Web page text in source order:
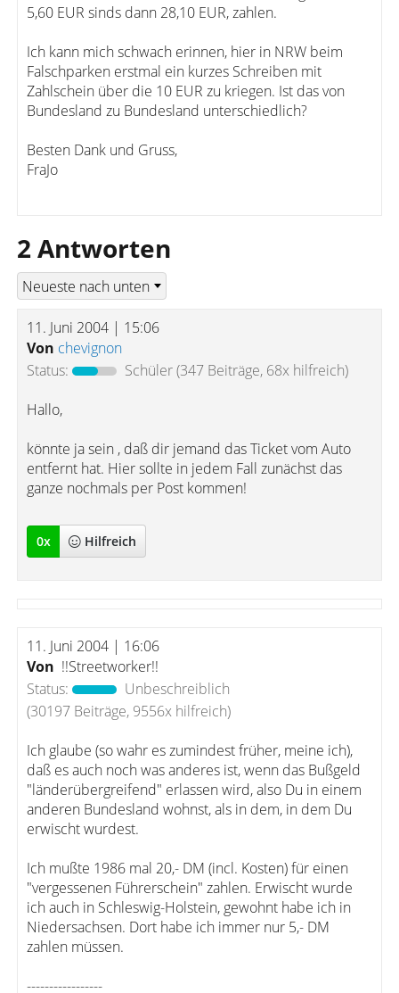
5,60 EUR sinds dann 28,10 EUR, zahlen.
Ich kann mich schwach erinnen, hier in NRW beim
Falschparken erstmal ein kurzes Schreiben mit
Zahlschein über die 10 EUR zu kriegen. Ist das von
Bundesland zu Bundesland unterschiedlich?
Besten Dank und Gruss,
FraJo
2 Antworten
11. Juni 2004 | 15:06
Von chevignon
Status:
Schüler(347 Beiträge, 68x hilfreich)
Hallo,
könnte ja sein , daß dir jemand das Ticket vom Auto
entfernt hat. Hier sollte in jedem Fall zunächst das
ganze nochmals per Post kommen!
0x Hilfreich
11. Juni 2004 | 16:06
Von !!Streetworker!!
Status:
Unbeschreiblich
(30197 Beiträge, 9556x hilfreich)
Ich glaube (so wahr es zumindest früher, meine ich),
daß es auch noch was anderes ist, wenn das Bußgeld
"länderübergreifend" erlassen wird, also Du in einem
anderen Bundesland wohnst, als in dem, in dem Du
erwischt wurdest.
Ich mußte 1986 mal 20,- DM (incl. Kosten) für einen
"vergessenen Führerschein" zahlen. Erwischt wurde
ich auch in Schleswig-Holstein, gewohnt habe ich in
Niedersachsen. Dort habe ich immer nur 5,- DM
zahlen müssen.
-----------------